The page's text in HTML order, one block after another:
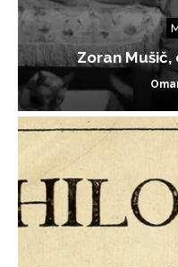
Zoran